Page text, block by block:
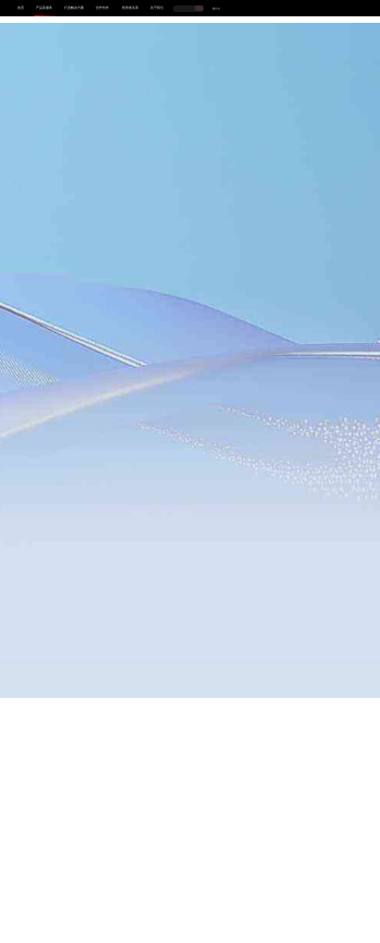
首页 产品及服务 行业解决方案 合作伙伴 投资者关系 关于我们 中EN